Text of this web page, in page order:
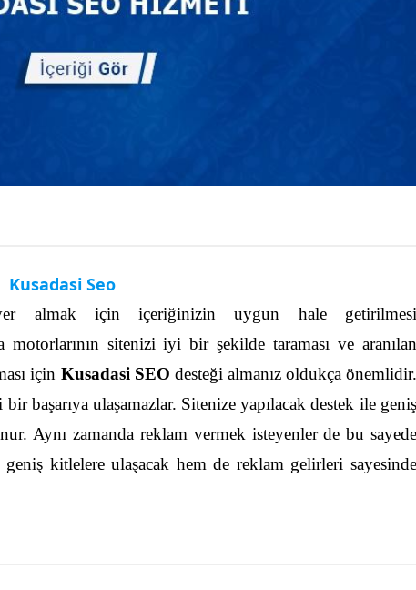
Kusadasi Seo
almak için içeriğinizin uygun hale getirilmesi
motorlarının sitenizi iyi bir şekilde taraması ve aranılan
için Kusadasi SEO desteği almanız oldukça önemlidir.
başarıya ulaşamazlar. Sitenize yapılacak destek ile geniş
Aynı zamanda reklam vermek isteyenler de bu sayede
kitlelere ulaşacak hem de reklam gelirleri sayesinde